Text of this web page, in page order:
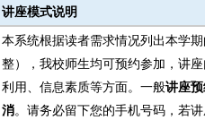
讲座模式说明
本系统根据读者需求情况列出本学
整），我校师生均可预约参加，讲
利用、信息素质等方面。一般讲座
消。请务必留下您的手机号码，若